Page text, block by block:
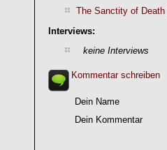
The Sanctity of Death
Interviews:
keine Interviews
Kommentar schreiben
Dein Name
Dein Kommentar